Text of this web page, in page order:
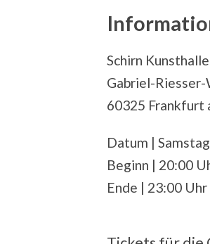
Schirn Kunsthalle
Gabriel-
60325 Frankfurt
Datum |
Beginn | 20:00
Ende | 23:00 Uhr